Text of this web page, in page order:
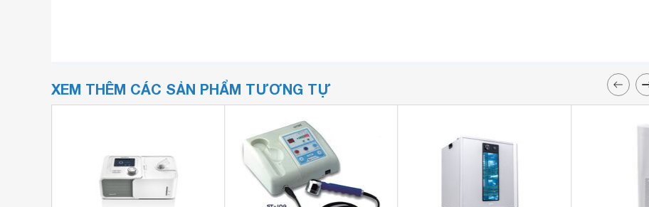
XEM THÊM CÁC SẢN PHẨM TƯƠNG TỰ